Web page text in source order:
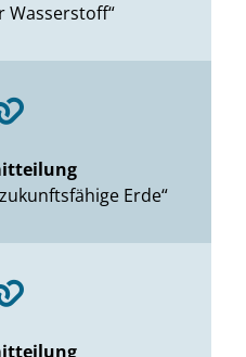
Wasserstoff“
Erde“